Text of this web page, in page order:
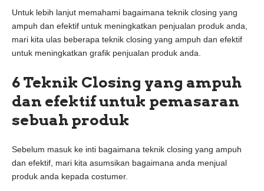
Untuk lebih lanjut memahami bagaimana teknik closing yang
ampuh dan efektif untuk meningkatkan penjualan produk anda,
mari kita ulas beberapa teknik closing yang ampuh dan efektif
untuk meningkatkan grafik penjualan produk anda.
6 Teknik Closing yang ampuh
dan efektif untuk pemasaran
sebuah produk
Sebelum masuk ke inti bagaimana teknik closing yang ampuh
dan efektif, mari kita asumsikan bagaimana anda menjual
produk anda kepada costumer.